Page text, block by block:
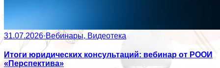
31.07.2026·Вебинары, Видеотека
Итоги юридических консультаций: вебинар от РООИ
«Перспектива»